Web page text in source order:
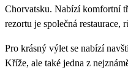
Chorvatsku. Nabízí komfortní
rezortu je společná restaurace,
Pro krásný výlet se nabízí
Kříže, ale také jedna z